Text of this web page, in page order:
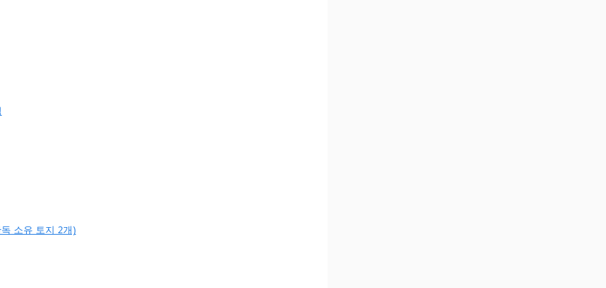
소유 토지 2개)